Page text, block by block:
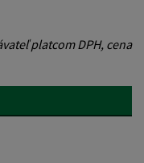
platcom DPH, cena